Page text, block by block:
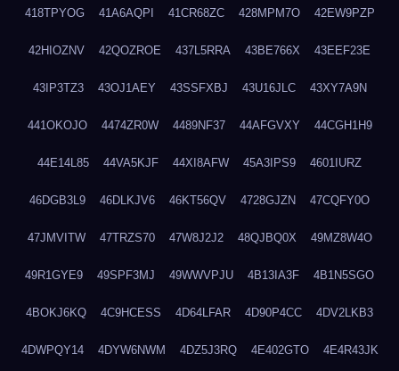
418TPYOG 41A6AQPI 41CR68ZC 428MPM7O 42EW9PZP
42HIOZNV 42QOZROE 437L5RRA 43BE766X 43EEF23E
43IP3TZ3 43OJ1AEY 43SSFXBJ 43U16JLC 43XY7A9N
441OKOJO 4474ZR0W 4489NF37 44AFGVXY 44CGH1H9
44E14L85 44VA5KJF 44XI8AFW 45A3IPS9 4601IURZ
46DGB3L9 46DLKJV6 46KT56QV 4728GJZN 47CQFY0O
47JMVITW 47TRZS70 47W8J2J2 48QJBQ0X 49MZ8W4O
49R1GYE9 49SPF3MJ 49WWVPJU 4B13IA3F 4B1N5SGO
4BOKJ6KQ 4C9HCESS 4D64LFAR 4D90P4CC 4DV2LKB3
4DWPQY14 4DYW6NWM 4DZ5J3RQ 4E402GTO 4E4R43JK